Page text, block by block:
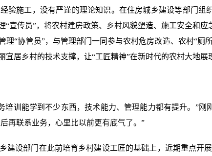
验施工，没有严谨的理论知识。在住房城乡建设等部门组
宣传员”，将农村建房政策、乡村风貌塑造、施工安全和
“协管员”，与管理部门一同参与农村危房改造、农村“厕
居乡村的技术支撑，让“工匠精神”在新时代的农村大地展
培训能学到不少东西，技术能力、管理能力都有提升。”
再联系业务，心里比以前更有底气了。”
建设部门在此前培育乡村建设工匠的基础上，近期重点开